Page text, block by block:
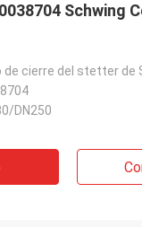
Schwing
de cierre del stetter de
DN250